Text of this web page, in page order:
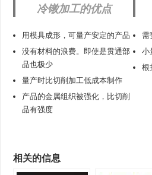
冷镦加工的优点
用模具成形，可量产安定的产品
没有材料的浪费。即使是贯通部
品也极少
量产时比切削加工低成本制作
产品的金属组织被强化，比切削
品有强度
需
小
根
相关的信息